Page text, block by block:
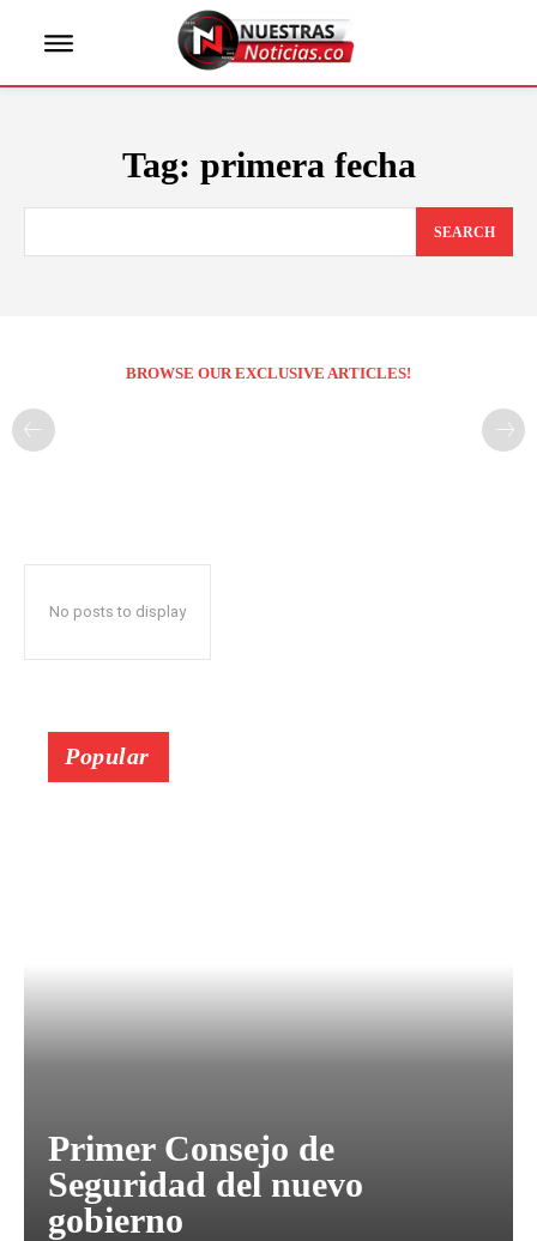
Tag: primera fecha
SEARCH
BROWSE OUR EXCLUSIVE ARTICLES!
No posts to display
Popular
Primer Consejo de
Seguridad del nuevo
gobierno